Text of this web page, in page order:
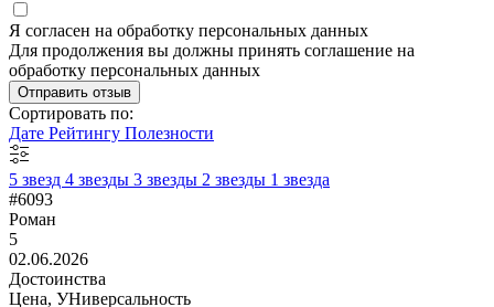
Я согласен на обработку персональных данных
Для продолжения вы должны принять соглашение на
обработку персональных данных
Отправить отзыв
Сортировать по:
Дате Рейтингу Полезности
5 звезд 4 звезды 3 звезды 2 звезды 1 звезда
#6093
Роман
5
02.06.2026
Достоинства
Цена, УНиверсальность